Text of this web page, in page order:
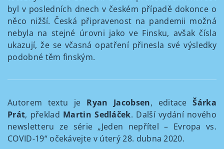
byl v posledních dnech v českém případě dokonce o
něco nižší. Česká připravenost na pandemii možná
nebyla na stejné úrovni jako ve Finsku, avšak čísla
ukazují, že se včasná opatření přinesla své výsledky
podobné těm finským.
Autorem textu je Ryan Jacobsen, editaceŠárka
Prát, překlad Martin Sedláček. Další vydání nového
newsletteru ze série „Jeden nepřítel – Evropa vs.
COVID-19“ očekávejte v úterý 28. dubna 2020.